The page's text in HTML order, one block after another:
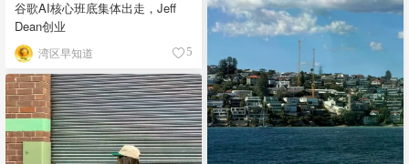
谷歌AI核心班底集体出走，Jeff
Dean创业
湾区早知道 5